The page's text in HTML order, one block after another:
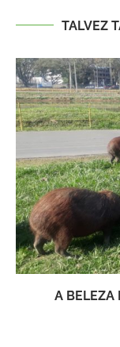
TALVEZ
A BELEZA